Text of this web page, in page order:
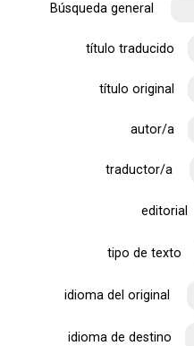
Búsqueda general
título traducido
título original
autor/a
traductor/a
editorial
tipo de texto
idioma del original
idioma de destino